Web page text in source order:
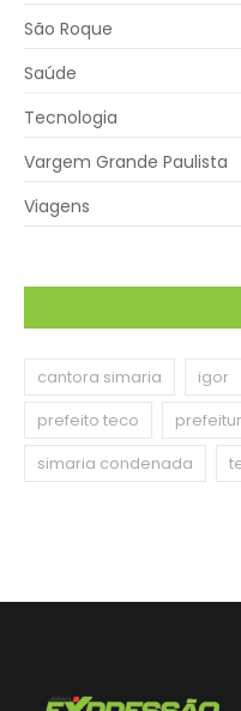
São Roque
Saúde
Tecnologia
Vargem Grande Paulista
Viagens
cantora simaria igor
prefeito teco
simaria condenada